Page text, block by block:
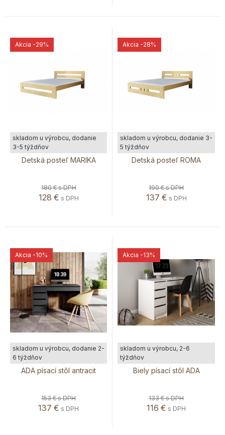
Detská posteľ MARIKA
Akcia -29%
skladom u výrobcu, dodanie
3-5 týždňov
180 €s DPH
128 € s DPH
Detská posteľ ROMA
Akcia -28%
skladom u výrobcu, dodanie 3-
5 týždňov
190 €s DPH
137 € s DPH
ADA písací stôl antracit
Akcia -10%
skladom u výrobcu, dodanie 2-
6 týždňov
153 €s DPH
137 € s DPH
Biely písací stôl ADA
Akcia -13%
skladom u výrobcu, 2-6
týždňov
133 €s DPH
116 € s DPH